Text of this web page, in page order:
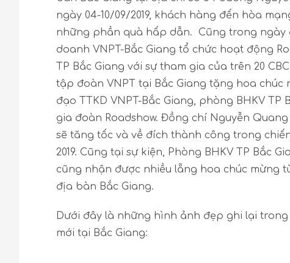
ngày 04-10/09/2019, khách hàng đến hòa
những phần quà hấp dẫn. Cũng trong ngày
doanh VNPT-Bắc Giang tổ chức hoạt động
TP Bắc Giang với sự tham gia của trên 20
tập đoàn VNPT tại Bắc Giang tặng hoa
đạo TTKD VNPT-Bắc Giang, phòng BHKV
gia đoàn Roadshow. Đồng chí Nguyễn
sẽ tăng tốc và về đích thành công trong
2019. Cũng tại sự kiện, Phòng BHKV TP Bắc
cũng nhận được nhiều lẵng hoa chúc mừng
địa bàn Bắc Giang.
Dưới đây là những hình ảnh đẹp ghi lại
mới tại Bắc Giang: